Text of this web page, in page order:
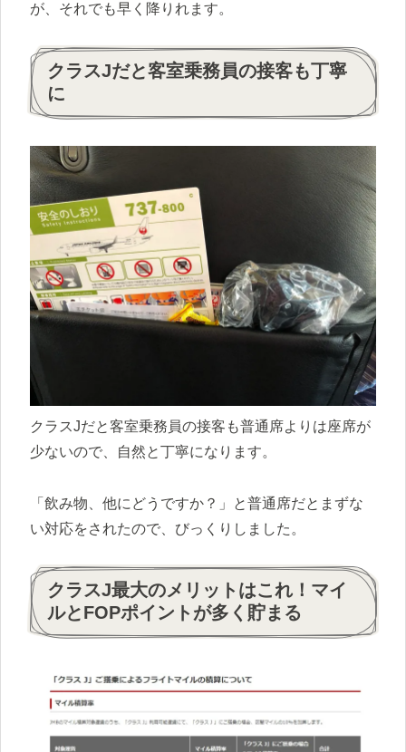
が、それでも早く降りれます。
クラスJだと客室乗務員の接客も丁寧
に
クラスJだと客室乗務員の接客も普通席よりは座席が
少ないので、自然と丁寧になります。
「飲み物、他にどうですか？」と普通席だとまずな
い対応をされたので、びっくりしました。
クラスJ最大のメリットはこれ！マイ
ルとFOPポイントが多く貯まる